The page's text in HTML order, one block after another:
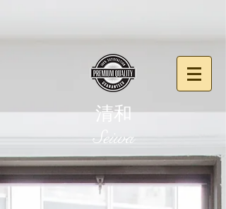
清和
​Seiwa